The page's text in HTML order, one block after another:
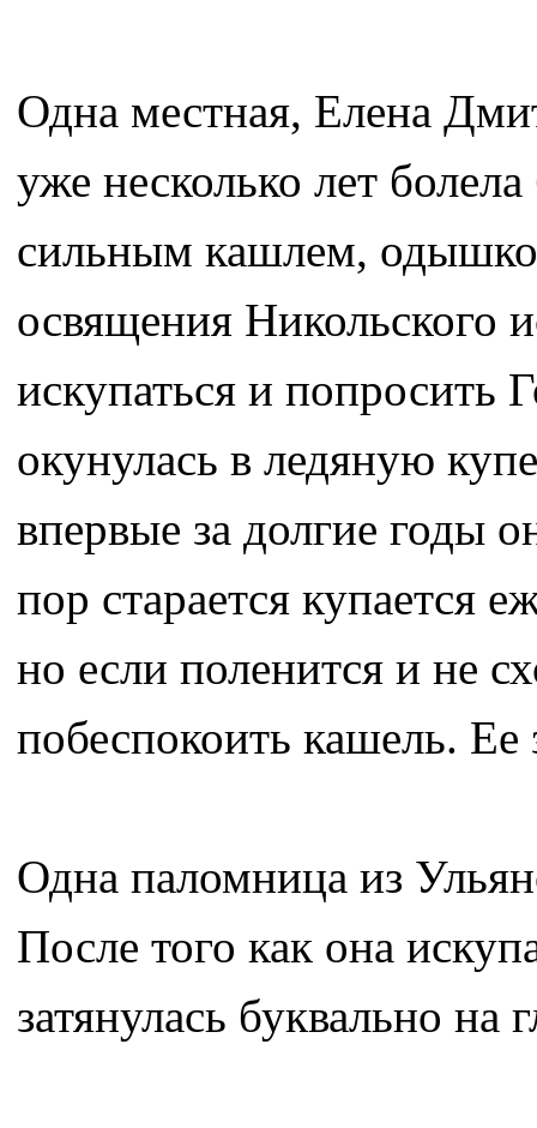
Одна местная, Елена
уже несколько лет
сильным кашлем,
освящения Никольского
искупаться и попросить
окунулась в ледяную
впервые за долгие годы
пор старается купается
но если поленится и не
побеспокоить кашель.
Одна паломница из
После того как она
затянулась буквально